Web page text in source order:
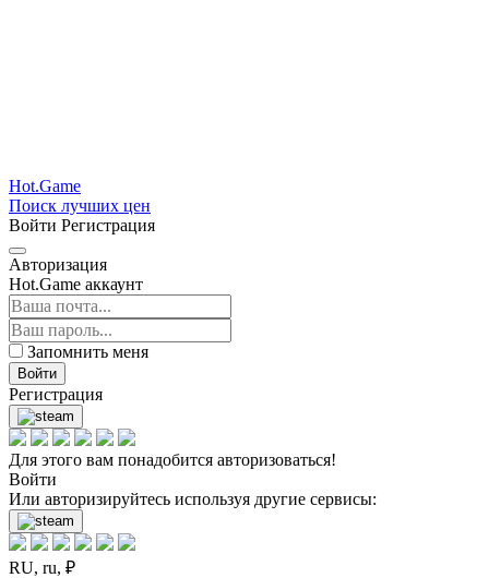
Hot.Game
Поиск лучших цен
Войти Регистрация
Авторизация
Hot.Game аккаунт
Запомнить меня
Войти
Регистрация
Для этого вам понадобится авторизоваться!
Войти
Или авторизируйтесь используя другие сервисы:
RU, ru, ₽